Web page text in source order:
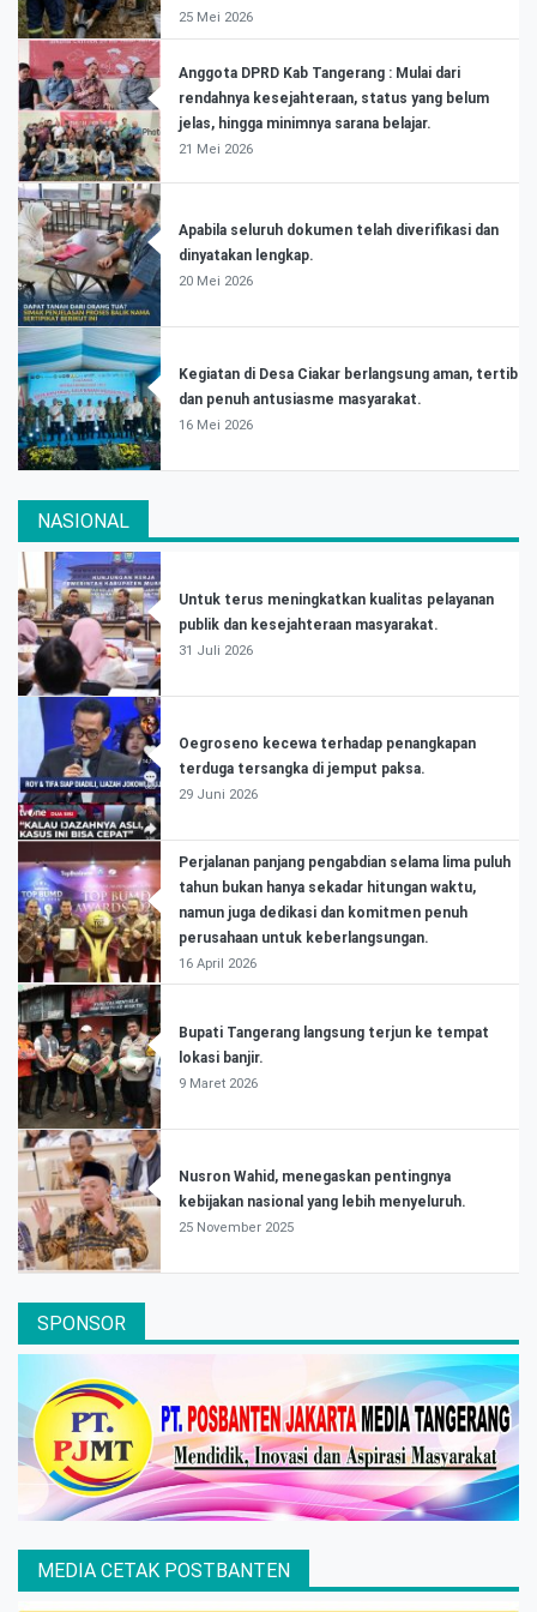
25 Mei 2026
Anggota DPRD Kab Tangerang : Mulai dari
rendahnya kesejahteraan, status yang belum
jelas, hingga minimnya sarana belajar.
21 Mei 2026
Apabila seluruh dokumen telah diverifikasi dan
dinyatakan lengkap.
20 Mei 2026
Kegiatan di Desa Ciakar berlangsung aman, tertib
dan penuh antusiasme masyarakat.
16 Mei 2026
NASIONAL
Untuk terus meningkatkan kualitas pelayanan
publik dan kesejahteraan masyarakat.
31 Juli 2026
Oegroseno kecewa terhadap penangkapan
terduga tersangka di jemput paksa.
29 Juni 2026
Perjalanan panjang pengabdian selama lima puluh
tahun bukan hanya sekadar hitungan waktu,
namun juga dedikasi dan komitmen penuh
perusahaan untuk keberlangsungan.
16 April 2026
Bupati Tangerang langsung terjun ke tempat
lokasi banjir.
9 Maret 2026
Nusron Wahid, menegaskan pentingnya
kebijakan nasional yang lebih menyeluruh.
25 November 2025
SPONSOR
MEDIA CETAK POSTBANTEN